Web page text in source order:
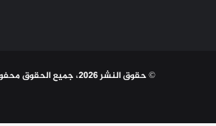
© حقوق النشر 2026، جميع الحقوق محفوظة